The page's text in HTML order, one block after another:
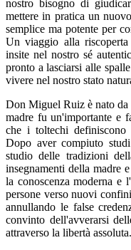
nostro bisogno di
mettere in pratica un
semplice ma potente per
Un viaggio alla riscoperta
insite nel nostro sé
pronto a lasciarsi alle
vivere nel nostro stato
Don Miguel Ruiz è nato
madre fu un'importante e
che i toltechi
Dopo aver compiuto
studio delle tradizioni
insegnamenti della madre
la conoscenza moderna e
persone verso nuovi
annullando le false
convinto dell'avverarsi
attraverso la libertà assoluta.